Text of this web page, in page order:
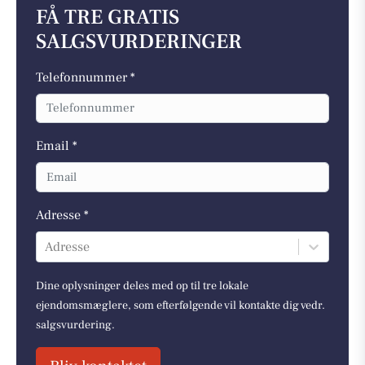
FÅ TRE GRATIS
SALGSVURDERINGER
Telefonnummer *
Email *
Adresse *
Adresse
Dine oplysninger deles med op til tre lokale
ejendomsmæglere, som efterfølgende vil kontakte dig vedr.
salgsvurdering.